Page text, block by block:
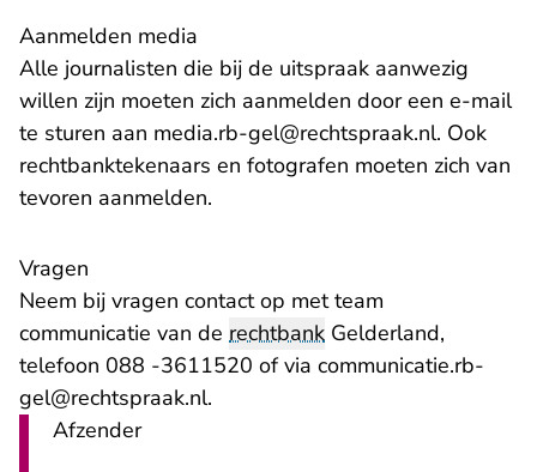
Aanmelden media
Alle journalisten die bij de uitspraak aanwezig
willen zijn moeten zich aanmelden door een e-mail
te sturen aan media.rb-gel@rechtspraak.nl- U
. Ook
rechtbanktekenaars en fotografen moeten zich van
tevoren aanmelden.
Vragen
Neem bij vragen contact op met team
communicatie van de rechtbank Gelderland,
telefoon 088 -3611520 of via communicatie.rb-
gel@rechtspraak.nl- U verlaat Rechtspraak.nl
.
Afzender